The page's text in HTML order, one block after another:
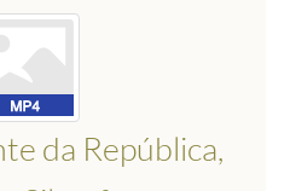
da República,